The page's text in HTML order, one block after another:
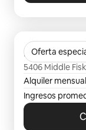
Oferta
Flora
5406 Middle
Alquiler
Ingresos